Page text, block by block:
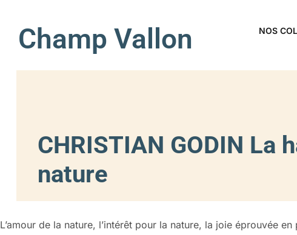
Champ Vallon NOS
CHRISTIAN GODIN La
nature
L’amour de la nature, l’intérêt pour la nature, la joie éprouvée